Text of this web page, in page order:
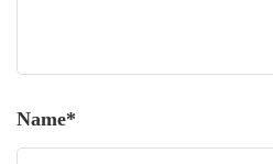
Name*